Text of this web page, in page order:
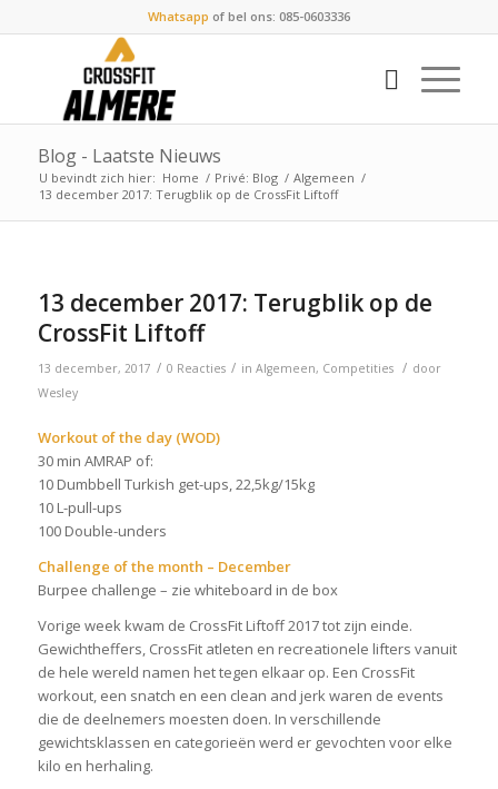
Whatsapp of bel ons: 085-0603336
Blog - Laatste Nieuws
U bevindt zich hier: Home / Privé: Blog / Algemeen /
13 december 2017: Terugblik op de CrossFit Liftoff
13 december 2017: Terugblik op de
CrossFit Liftoff
13 december, 2017 / 0 Reacties / in Algemeen, Competities / door
Wesley
Workout of the day (WOD)
30 min AMRAP of:
10 Dumbbell Turkish get-ups, 22,5kg/15kg
10 L-pull-ups
100 Double-unders
Challenge of the month – December
Burpee challenge – zie whiteboard in de box
Vorige week kwam de CrossFit Liftoff 2017 tot zijn einde.
Gewichtheffers, CrossFit atleten en recreationele lifters vanuit
de hele wereld namen het tegen elkaar op. Een CrossFit
workout, een snatch en een clean and jerk waren de events
die de deelnemers moesten doen. In verschillende
gewichtsklassen en categorieën werd er gevochten voor elke
kilo en herhaling.